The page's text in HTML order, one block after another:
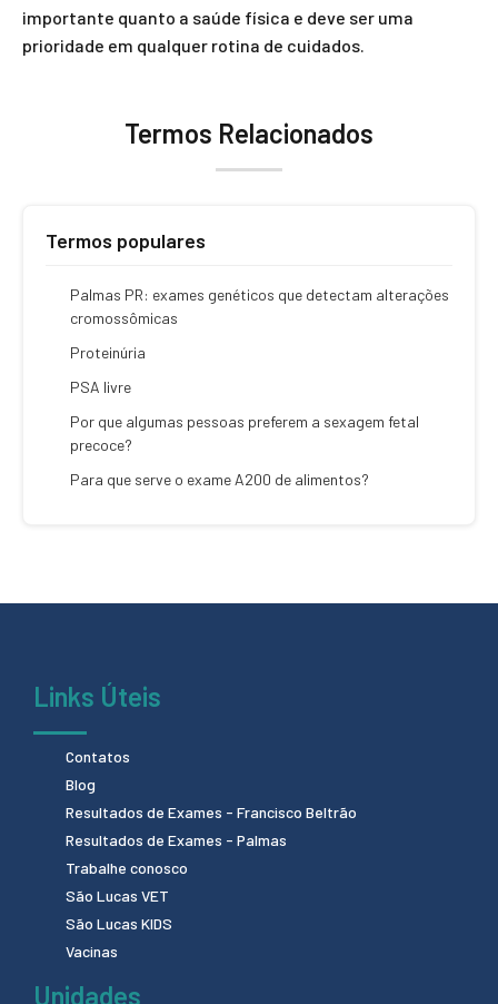
importante quanto a saúde física e deve ser uma
prioridade em qualquer rotina de cuidados.
Termos Relacionados
Termos populares
Palmas PR: exames genéticos que detectam alterações
cromossômicas
Proteinúria
PSA livre
Por que algumas pessoas preferem a sexagem fetal
precoce?
Para que serve o exame A200 de alimentos?
Links Úteis
Contatos
Blog
Resultados de Exames - Francisco Beltrão
Resultados de Exames - Palmas
Trabalhe conosco
São Lucas VET
São Lucas KIDS
Vacinas
Unidades